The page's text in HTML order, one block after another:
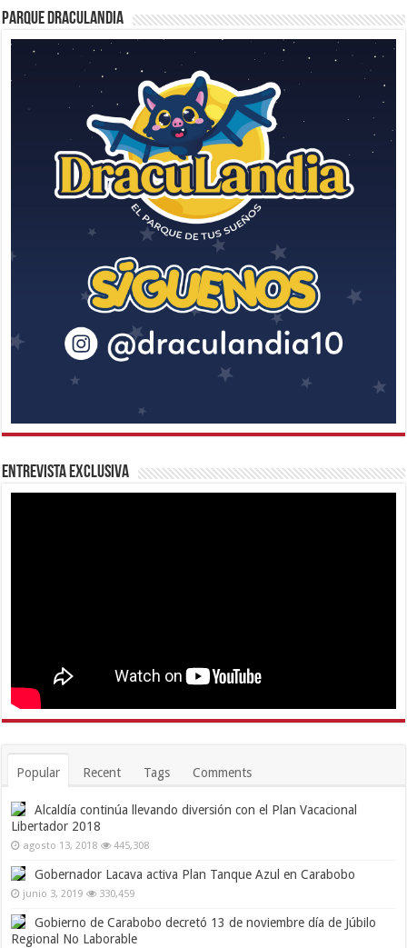
Parque Draculandia
Entrevista Exclusiva
Popular Recent Tags Comments
Alcaldía continúa llevando diversión con el Plan Vacacional
Libertador 2018
agosto 13, 2018 445,308
Gobernador Lacava activa Plan Tanque Azul en Carabobo
junio 3, 2019 330,459
Gobierno de Carabobo decretó 13 de noviembre día de Júbilo
Regional No Laborable